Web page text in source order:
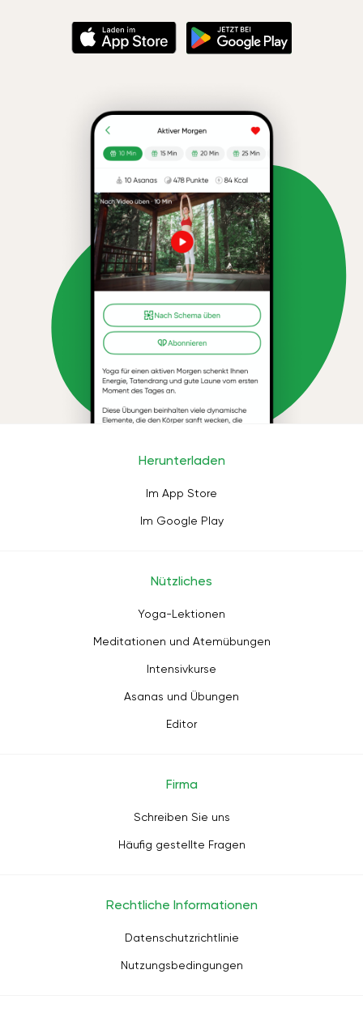
Herunterladen
Im App Store
Im Google Play
Nützliches
Yoga-Lektionen
Meditationen und Atemübungen
Intensivkurse
Asanas und Übungen
Editor
Firma
Schreiben Sie uns
Häufig gestellte Fragen
Rechtliche Informationen
Datenschutzrichtlinie
Nutzungsbedingungen